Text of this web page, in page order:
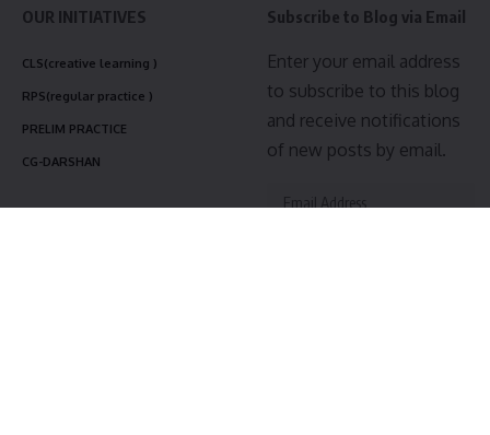
OUR INITIATIVES
CLS(creative learning )
RPS(regular practice )
PRELIM PRACTICE
CG-DARSHAN
Subscribe to Blog via Email
Enter your email address
to subscribe to this blog
and receive notifications
of new posts by email.